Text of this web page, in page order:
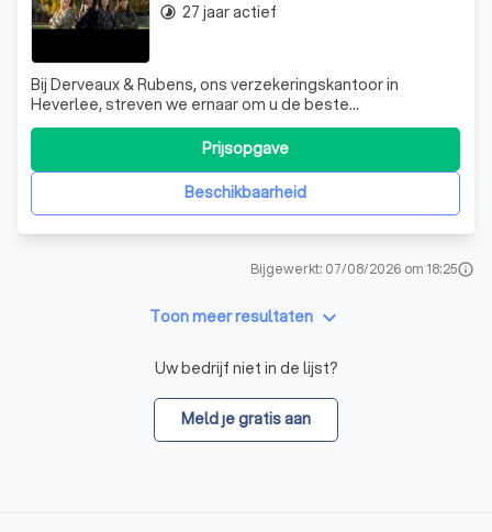
Bij Derveaux & Rubens, ons verzekeringskantoor in
Heverlee, streven we ernaar om u de beste
verzekeringsoplossingen te bieden. We begrijpen dat
elke klant uniek is en daarom bieden we op maat
gemaakte oplossingen voor al uw privé- en professionele
verzekeringen. Onze expertise en toewijding aan klan
Beschikbaarheid
Prijsopgave
timelapse 27 jaar actief
Bijgewerkt: 07/08/2026 om 18:25info
Toon meer resultaten keyboard_arrow_down
Uw bedrijf niet in de lijst?
Meld je gratis aan